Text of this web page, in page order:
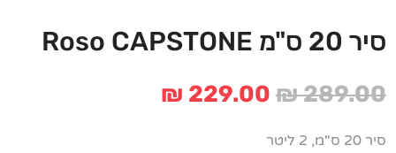
סיר 20 ס"מ Roso CAPSTONE
₪289.00 המחיר
היה:
₪ 229.00
סיר 20 ס"מ, 2 ליטר